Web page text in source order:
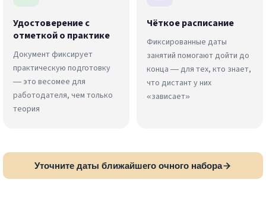
Удостоверение с
отметкой о практике
Документ фиксирует
практическую подготовку
— это весомее для
работодателя, чем только
теория
Чёткое расписание
Фиксированные даты
занятий помогают дойти до
конца — для тех, кто знает,
что дистант у них
«зависает»
Уточните даты ближайшего очного набора